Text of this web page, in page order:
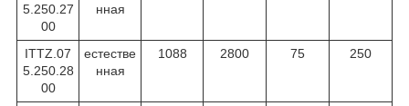
5.250.27
00
нная
ITTZ.07
5.250.28
00
естестве
нная
1088 2800 75 250